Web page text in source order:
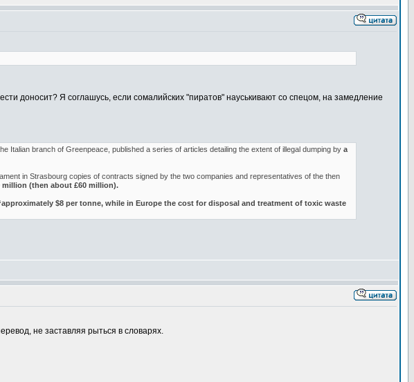
доносит? Я соглашусь, если сомалийских "пиратов" науськивают со спецом, на замедление
Italian branch of Greenpeace, published a series of articles detailing the extent of illegal dumping by a
in Strasbourg copies of contracts signed by the two companies and representatives of the then
(then about £60 million).
$8 per tonne, while in Europe the cost for disposal and treatment of toxic waste
не заставляя рыться в словарях.